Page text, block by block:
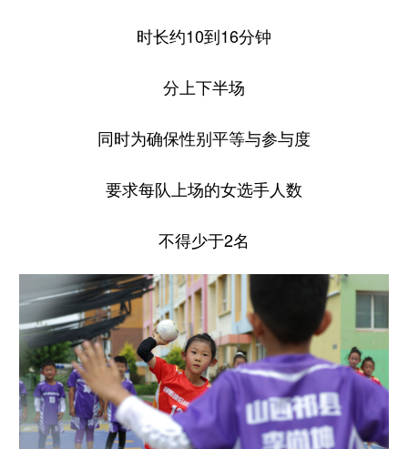
时长约10到16分钟
分上下半场
同时为确保性别平等与参与度
要求每队上场的女选手人数
不得少于2名